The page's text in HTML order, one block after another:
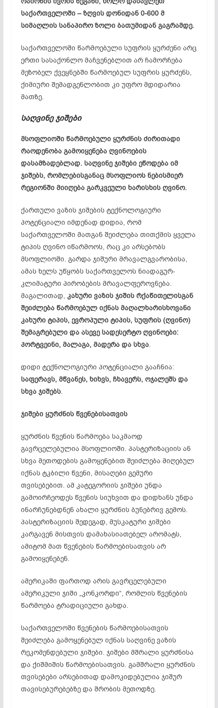
საქართველოში – ზღვის დონიდან 0-600 მ
სიმაღლის სანაპირო ზოლი ბათუმიდან გაგრამდე.
საქართველოში წარმოებული სუფრის ყურძენი არც
ერთი სასაქონლო მაჩვენებლით არ ჩამორჩება
მეზობელ ქვეყნებში წარმოებულ სუფრის ყურძენს,
ქიმიური შემადგენლობით კი უფრო მდიდარია
მათზე.
საღვინე ჯიშები
მსოფლიოში წარმოებული ყურძნის ძირითადი
რაოდენობა გამოიყენება ღვინოების
დასამზადებლად. საღვინე ჯიშები ეწოდება იმ
ჯიშებს, რომლებისგანაც მსოფლიოს ნებისმიერ
რეგიონში მიიღება გარკვეული ხარისხის ღვინო.
ქართული ვაზის ჯიშების ტექნოლოგიური
პოტენციალი იმდენად დიდია, რომ
საქართველოში მათგან შეიძლება თითქმის ყველა
ტიპის ღვინო იწარმოოს, რაც კი არსებობს
მსოფლიოში. გარდა ჯიშური მრავალგვარობისა,
ამას ხელს უწყობს საქართველოს ნიადაგურ-
კლიმატური პირობების მრავალფეროვნება.
მაგალითად, კახური ვაზის ჯიშის რქაწითელისგან
შეიძლება წარმოებულ იქნას მაღალხარისხოვანი
კახური ტიპის, ევროპული ტიპის, სუფრის (ღვინო)
შემაგრებული და ასევე სადესერტო ღვინოები:
პორტვეინი, მალაგა, მადერა და სხვა.
დიდი ტექნოლოგიური პოტენციალი გააჩნია:
საფერავს, მწვანეს, ხიხვს, ჩხავერს, ოჯალეშს და
სხვა ჯიშებს.
ჯიშები ყურძნის წვენებისათვის
ყურძნის წვენის წარმოება საკმაოდ
გავრცელებულია მსოფლიოში. პასტერიზაციის ან
სხვა მეთოდების გამოყენებით შეიძლება მიღებულ
იქნას ტკბილი წვენი, მისაღები გემური
თვისებებით. ამ კატეგორიის ჯიშები უნდა
გამოირჩეოდეს წვენის სიუხვით და დიდხანს უნდა
ინარჩუნებდნენ ახალი ყურძნის ბუნებრივ გემოს.
პასტერიზაციის შედეგად, მუსკატური ჯიშები
კარგავენ მისთვის დამახასიათებელ არომატს,
ამიტომ მათ წვენების წარმოებისათვის არ
გამოიყენებენ.
ამერიკაში ფართოდ არის გავრცელებული
ამერიკული ჯიში „კონკორდი“, რომლის წვენების
წარმოება ტრადიციული გახდა.
საქართველოში წვენების წარმოებისათვის
შეიძლება გამოყენებულ იქნას საღვინე ვაზის
რეკომენდებული ჯიშები. ჯიშები მშრალი ყურძნისა
და ქიშმიშის წარმოებისათვის. გამშრალი ყურძნის
თვისებები არსებითად დამოკიდებულია ჯიშურ
თავისებურებებზე და შრობის მეთოდზე.